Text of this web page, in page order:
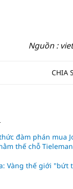
Nguồn :
CHIA
đàm phán mua
thế chỗ
Vàng thế giới "bứt